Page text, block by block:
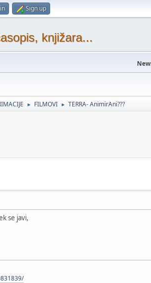
Sign up
knjižara...
► FILMOVI ► TERRA- AnimirAni???
se javi,